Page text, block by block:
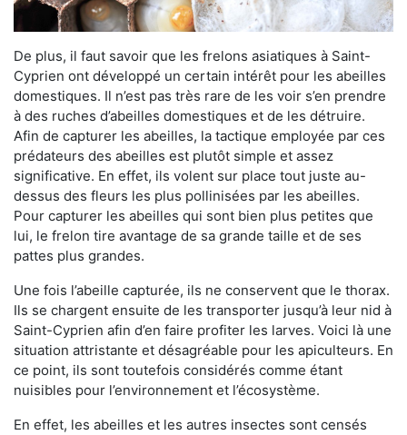
De plus, il faut savoir que les frelons asiatiques à Saint-
Cyprien ont développé un certain intérêt pour les abeilles
domestiques. Il n’est pas très rare de les voir s’en prendre
à des ruches d’abeilles domestiques et de les détruire.
Afin de capturer les abeilles, la tactique employée par ces
prédateurs des abeilles est plutôt simple et assez
significative. En effet, ils volent sur place tout juste au-
dessus des fleurs les plus pollinisées par les abeilles.
Pour capturer les abeilles qui sont bien plus petites que
lui, le frelon tire avantage de sa grande taille et de ses
pattes plus grandes.
Une fois l’abeille capturée, ils ne conservent que le thorax.
Ils se chargent ensuite de les transporter jusqu’à leur nid à
Saint-Cyprien afin d’en faire profiter les larves. Voici là une
situation attristante et désagréable pour les apiculteurs. En
ce point, ils sont toutefois considérés comme étant
nuisibles pour l’environnement et l’écosystème.
En effet, les abeilles et les autres insectes sont censés